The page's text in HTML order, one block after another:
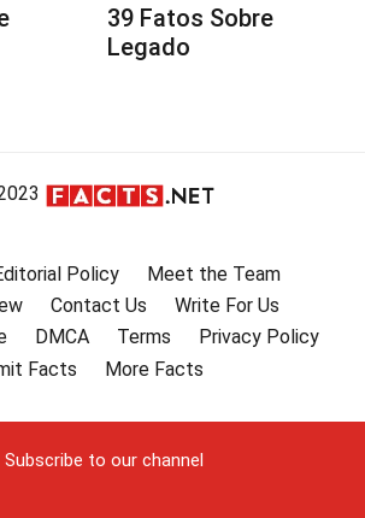
39 Fatos Sobre
Legado
Policy
Meet the Team
Contact Us
Write For Us
DMCA Terms
Privacy Policy
Facts
More Facts
Subscribe to our channel